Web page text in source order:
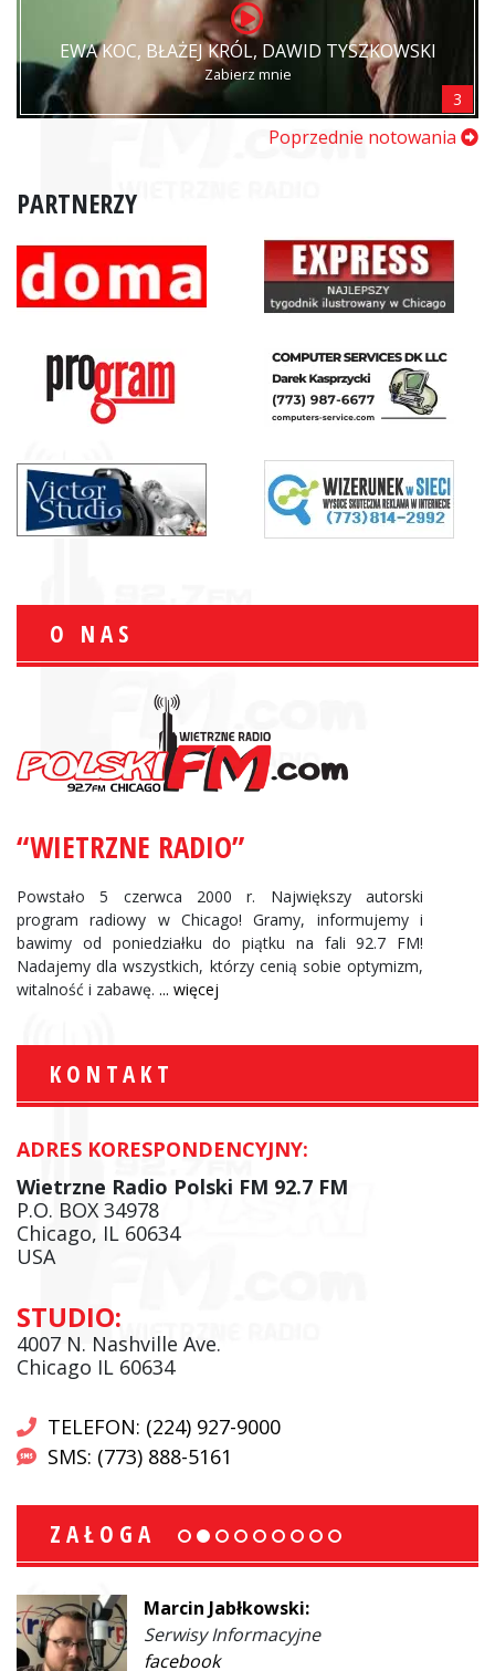
EWA KOC, BŁAŻEJ KRÓL, DAWID TYSZKOWSKI
Zabierz mnie
3
Poprzednie notowania
PARTNERZY
O NAS
“WIETRZNE RADIO”
Powstało 5 czerwca 2000 r. Największy autorski
program radiowy w Chicago! Gramy, informujemy i
bawimy od poniedziałku do piątku na fali 92.7 FM!
Nadajemy dla wszystkich, którzy cenią sobie optymizm,
witalność i zabawę. ... więcej
KONTAKT
ADRES KORESPONDENCYJNY:
Wietrzne Radio Polski FM 92.7 FM
P.O. BOX 34978
Chicago, IL 60634
USA
STUDIO:
4007 N. Nashville Ave.
Chicago IL 60634
TELEFON: (224) 927-9000
SMS: (773) 888-5161
ZAŁOGA
Marcin Jabłkowski:
Serwisy Informacyjne
facebook